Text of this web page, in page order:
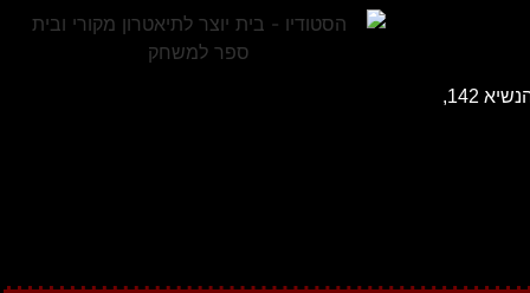
כתובת: בית הכט (רוטשילד) שד' הנשיא 142,